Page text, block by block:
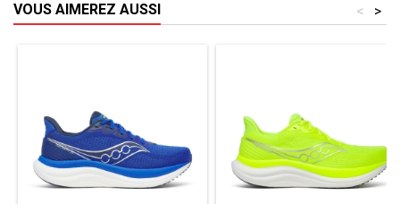
VOUS AIMEREZ AUSSI >
<